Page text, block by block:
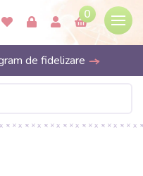
0
de fidelizare